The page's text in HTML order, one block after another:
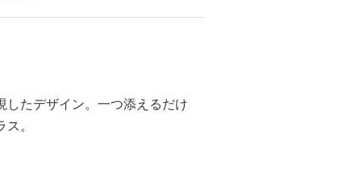
したデザイン。一つ添えるだけ
。